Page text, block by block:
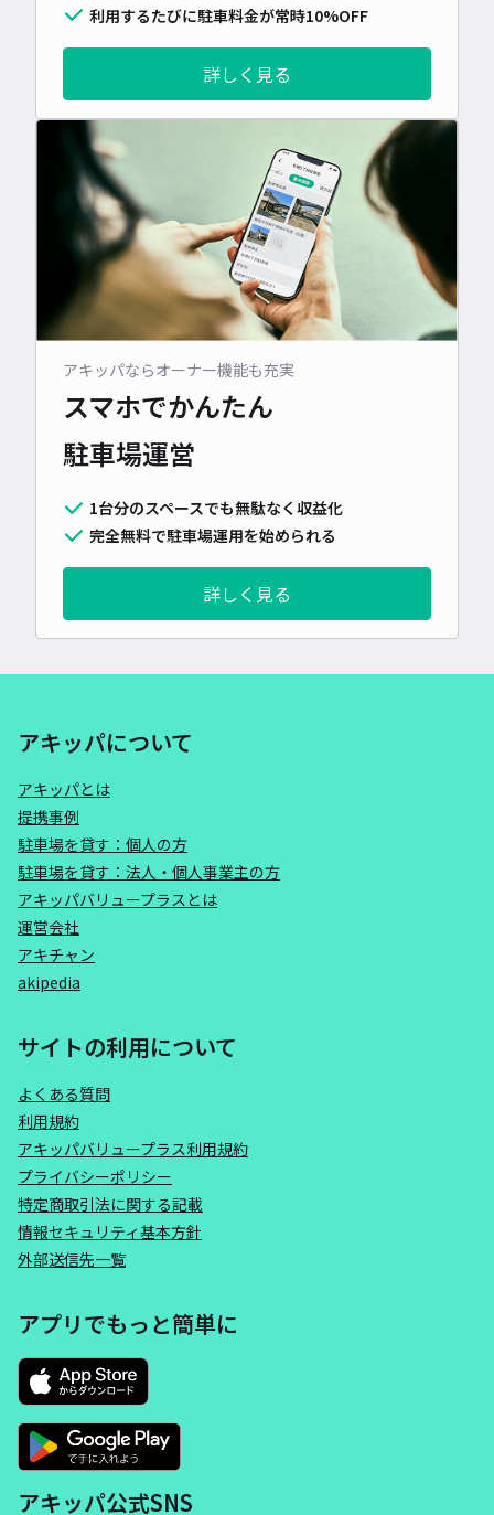
利用するたびに駐車料金が常時10%OFF
詳しく見る
アキッパならオーナー機能も充実
スマホでかんたん
駐車場運営
1台分のスペースでも無駄なく収益化
完全無料で駐車場運用を始められる
詳しく見る
アキッパについて
アキッパとは
提携事例
駐車場を貸す：個人の方
駐車場を貸す：法人・個人事業主の方
アキッパバリュープラスとは
運営会社
アキチャン
akipedia
サイトの利用について
よくある質問
利用規約
アキッパバリュープラス利用規約
プライバシーポリシー
特定商取引法に関する記載
情報セキュリティ基本方針
外部送信先一覧
アプリでもっと簡単に
アキッパ公式SNS